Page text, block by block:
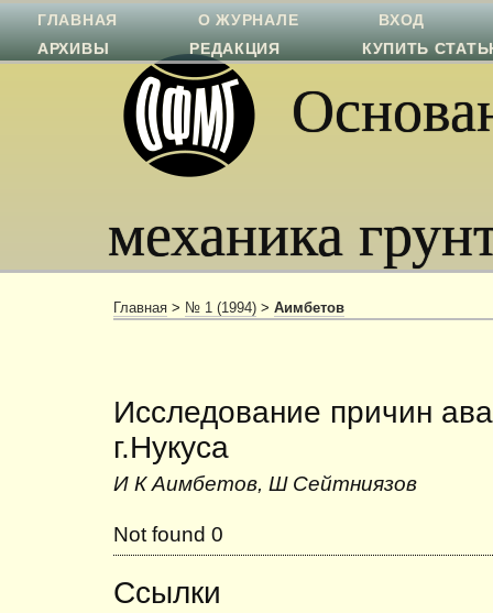
механика
ГЛАВНАЯ О ЖУРНАЛЕ
ВХОД
АРХИВЫ
РЕДАКЦИЯ КУПИТЬ
Главная > № 1 (1994) > Аимбетов
Исследование причин
г.Нукуса
И К Аимбетов, Ш Сейтниязов
Not found 0
Ссылки